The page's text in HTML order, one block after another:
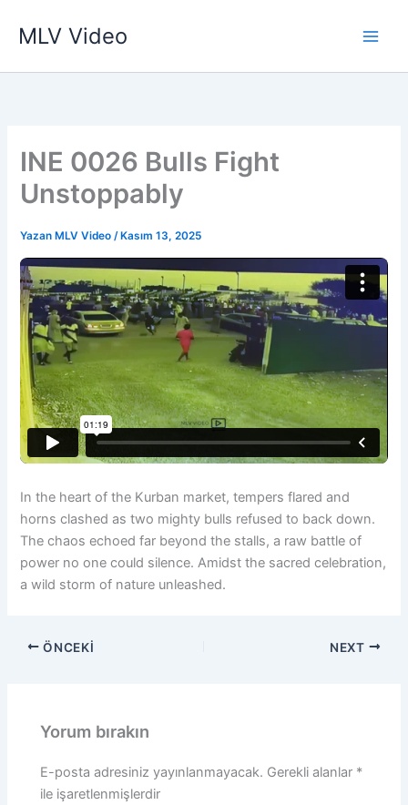
atlaMLV Video
INE 0026 Bulls Fight
Unstoppably
Yazan MLV Video/ Kasım 13, 2025
In the heart of the Kurban market, tempers flared and
horns clashed as two mighty bulls refused to back down.
The chaos echoed far beyond the stalls, a raw battle of
power no one could silence. Amidst the sacred celebration,
a wild storm of nature unleashed.
ÖNCEKI NEXT
Yorum bırakın
E-posta adresiniz yayınlanmayacak. Gerekli alanlar *
ile işaretlenmişlerdir